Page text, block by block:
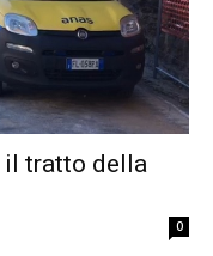
il tratto della
0